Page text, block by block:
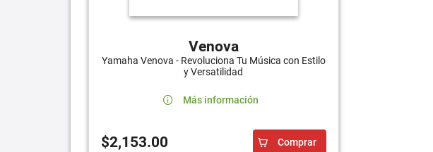
Venova
Yamaha Venova - Revoluciona Tu Música con Estilo
y Versatilidad
Más información
$2,153.00 Comprar